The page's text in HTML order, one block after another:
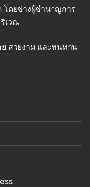
โดยช่างผู้ชำนาญการ
เวณ
สวยงาม และทนทาน